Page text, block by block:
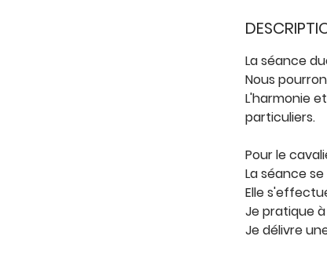
La séance
Nous
L'harmonie
particuliers.
Pour le
La séance
Elle
Je pratique
Je délivre